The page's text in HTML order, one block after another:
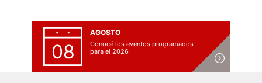
08
AGOSTO
Conocé los eventos programados
para el 2026